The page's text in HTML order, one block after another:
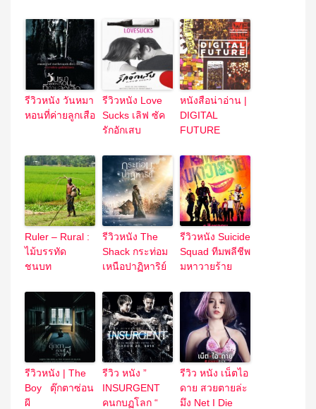
รีวิวหนัง วันหมา
หอนที่ค่ายลูกเสือ
รีวิวหนัง Love
Sucks เลิฟ ซัค
รักอักเสบ
หนังสือน่าอ่าน |
DIGITAL
FUTURE
Ruler – Rural :
ไม้บรรทัด
ชนบท
รีวิวหนัง The
Shack กระท่อม
เหนือปาฏิหาริย์
รีวิวหนัง Suicide
Squad ทีมพลีชีพ
มหาวายร้าย
รีวิวหนัง | The
Boy ตุ๊กตาซ่อน
ผี
รีวิว หนัง ”
INSURGENT
คนกบฏโลก “
รีวิว หนัง เน็ตไอ
ดาย สวยตายล่ะ
มึง Net I Die